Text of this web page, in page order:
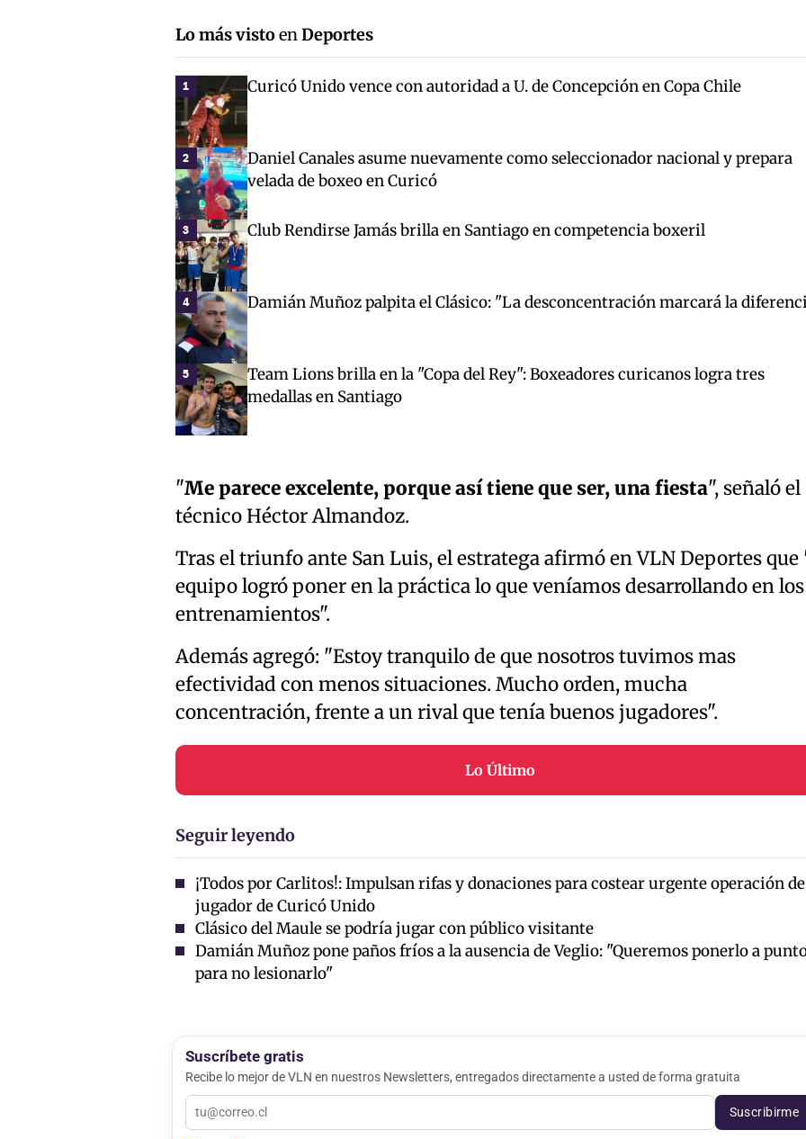
Lo más vistoenDeportes
1 Curicó Unido vence con autoridad a U. de Concepción en Copa Chile
2
Daniel Canales asume nuevamente como seleccionador nacional y prepara
velada de boxeo en Curicó
3 Club Rendirse Jamás brilla en Santiago en competencia boxeril
4 Damián Muñoz palpita el Clásico: "La desconcentración marcará la
5
Team Lions brilla en la "Copa del Rey": Boxeadores curicanos logra tres
medallas en Santiago
"Me parece excelente, porque así tiene que ser, una fiesta", señaló el
técnico Héctor Almandoz.
Tras el triunfo ante San Luis, el estratega afirmó en VLN Deportes que
equipo logró poner en la práctica lo que veníamos desarrollando en los
entrenamientos".
Además agregó: "Estoy tranquilo de que nosotros tuvimos mas
efectividad con menos situaciones. Mucho orden, mucha
concentración, frente a un rival que tenía buenos jugadores".
Lo Último
Seguir leyendo
¡Todos por Carlitos!: Impulsan rifas y donaciones para costear urgente operación de
jugador de Curicó Unido
Clásico del Maule se podría jugar con público visitante
Damián Muñoz pone paños fríos a la ausencia de Veglio: "Queremos ponerlo a
para no lesionarlo"
Suscríbete gratis
Recibe lo mejor de VLN en nuestros Newsletters, entregados directamente a usted de forma gratuita
Suscribirme